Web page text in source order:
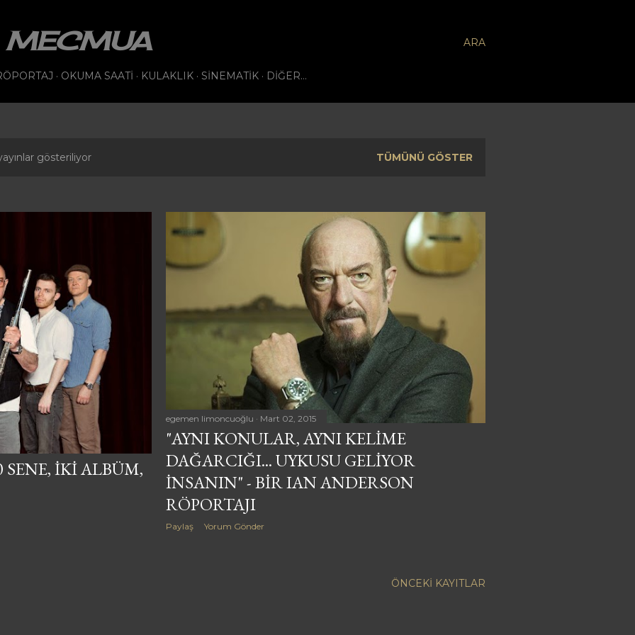
ARA
MECMUA
OKUMA SAATI KULAKLIK SINEMATIK DIĞER…
gösteriliyor TÜMÜNÜ GÖSTER
IKI ALBÜM,
egemen limoncuoğlu Mart 02, 2015
"AYNI KONULAR, AYNI KELIME
DAĞARCIĞI... UYKUSU GELIYOR
INSANIN" - BIR IAN ANDERSON
RÖPORTAJI
Paylaş Yorum Gönder
ÖNCEKI KAYITLAR